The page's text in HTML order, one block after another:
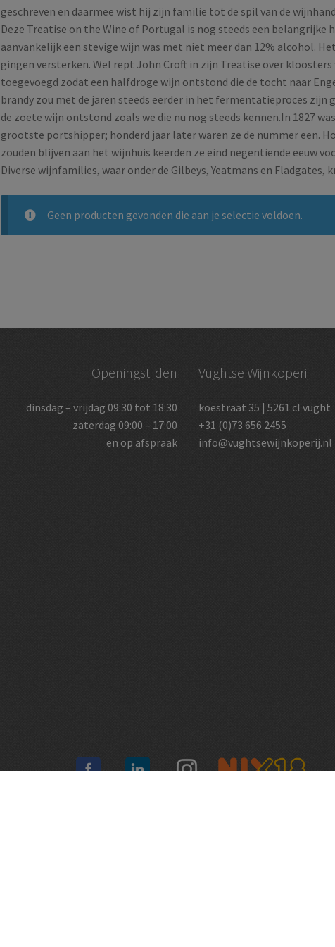
geschreven en daarmee wist hij zijn familie tot de spil van de
Deze Treatise on the Wine of Portugal is nog steeds een
aanvankelijk een stevige wijn was met niet meer dan 12% alcohol.
gingen versterken. Wel rept John Croft in zijn Treatise over
toegevoegd zodat een halfdroge wijn ontstond die de tocht naar
brandy zou met de jaren steeds eerder in het fermentatieproces zijn
de zoete wijn ontstond zoals we die nu nog steeds kennen.In 1827
grootste portshipper; honderd jaar later waren ze de nummer een.
zouden blijven aan het wijnhuis keerden ze eind negentiende eeuw
Diverse wijnfamilies, waar onder de Gilbeys, Yeatmans en Fladgates,
Geen producten gevonden die aan je selectie voldoen.
Openingstijden
dinsdag – vrijdag 09:30 tot 18:30
zaterdag 09:00 – 17:00
en op afspraak
Vughtse Wijnkoperij
koestraat 35 | 5261 cl vught
+31 (0)73 656 2455
info@vughtsewijnkoperij.nl